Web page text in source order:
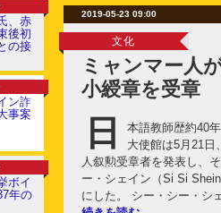
、赤
後初
の接
ン詐
事案
ボイ
年の
2019-05-23 09:00
文化
ミャンマー人
小綬章を受章
日
本語教師歴約40
大使館は5月21日
人叙勲受章者を発表し、
ー・シェイン（Si Si
にした。 シー・シー・シ